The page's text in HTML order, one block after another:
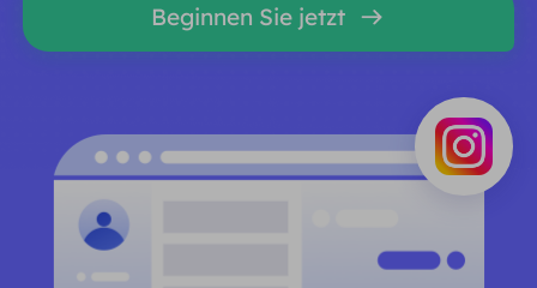
Ich habe kein heating
Berater für langfristige imap
Unbegrenzter Wohn-Proxy $69.62/Tag
Ich habe kein heating$0.2Die IP liebt mich
Berater für langfristige imap
NACH ANWENDUNGSFALL
Markenschutz
SEO-Überwachung
Partnerprogramm
Partner
Lernen
FAQ
Deutsch
Beginnen Sie jetzt